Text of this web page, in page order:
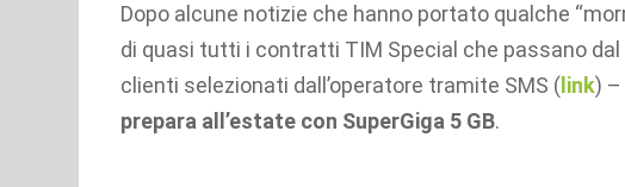
Dopo alcune notizie che hanno portato qualche
di quasi tutti i contratti TIM Special che passano dal
clienti selezionati dall’operatore tramite SMS ( link) –
prepara all’estate con SuperGiga 5 GB.